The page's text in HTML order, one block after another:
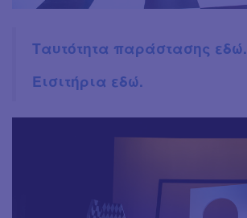
Ταυτότητα παράστασης εδώ.
Εισιτήρια εδώ.